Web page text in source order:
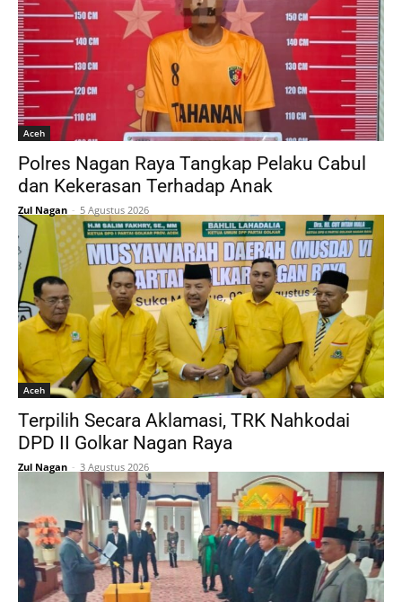
Aceh
Polres Nagan Raya Tangkap Pelaku Cabul
dan Kekerasan Terhadap Anak
Zul Nagan - 5 Agustus 2026
Aceh
Terpilih Secara Aklamasi, TRK Nahkodai
DPD II Golkar Nagan Raya
Zul Nagan - 3 Agustus 2026